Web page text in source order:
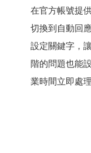
在官方帳號提
切換到自動回
設定關鍵字，
階的問題也能
業時間立即處理